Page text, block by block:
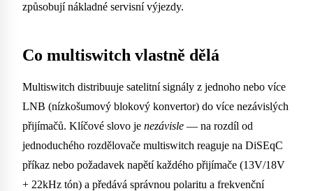
způsobují nákladné servisní výjezdy.
Co multiswitch vlastně dělá
Multiswitch distribuuje satelitní signály z jednoho nebo více
LNB (nízkošumový blokový konvertor) do více nezávislých
přijímačů. Klíčové slovo je nezávisle — na rozdíl od
jednoduchého rozdělovače multiswitch reaguje na DiSEqC
příkaz nebo požadavek napětí každého přijímače (13V/18V
+ 22kHz tón) a předává správnou polaritu a frekvenční